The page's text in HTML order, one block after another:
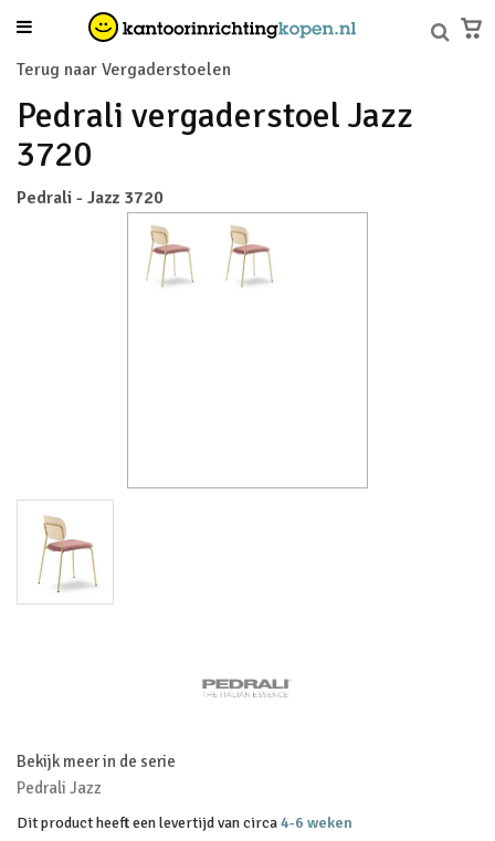
Terug naar Vergaderstoelen
Pedrali vergaderstoel Jazz
3720
Pedrali - Jazz 3720
Bekijk meer in de serie
Pedrali Jazz
Dit product heeft een levertijd van circa4-6 weken